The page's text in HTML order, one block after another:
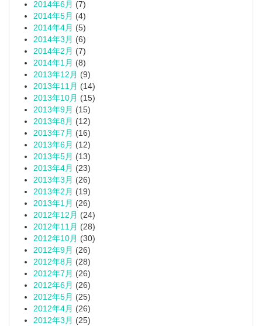
2014年6月 (7)
2014年5月 (4)
2014年4月 (5)
2014年3月 (6)
2014年2月 (7)
2014年1月 (8)
2013年12月 (9)
2013年11月 (14)
2013年10月 (15)
2013年9月 (15)
2013年8月 (12)
2013年7月 (16)
2013年6月 (12)
2013年5月 (13)
2013年4月 (23)
2013年3月 (26)
2013年2月 (19)
2013年1月 (26)
2012年12月 (24)
2012年11月 (28)
2012年10月 (30)
2012年9月 (26)
2012年8月 (28)
2012年7月 (26)
2012年6月 (26)
2012年5月 (25)
2012年4月 (26)
2012年3月 (25)